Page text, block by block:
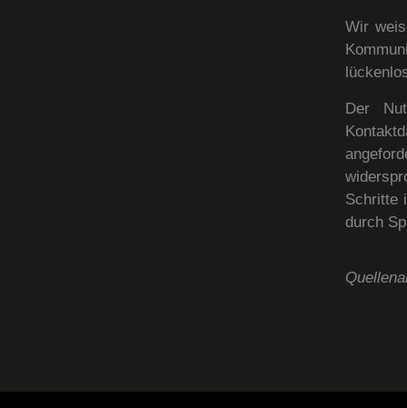
Wir
Der
Schritte
durch